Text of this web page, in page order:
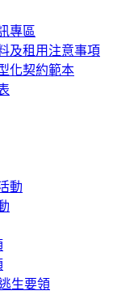
專區
及租用注意事項
化契約範本
動
生要領